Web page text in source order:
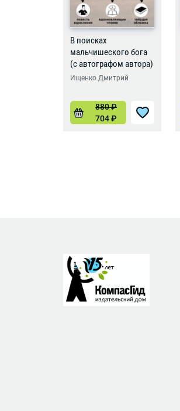
В поисках
мальчишеского бога
(с автографом автора)
Ищенко Дмитрий
880₽
704₽